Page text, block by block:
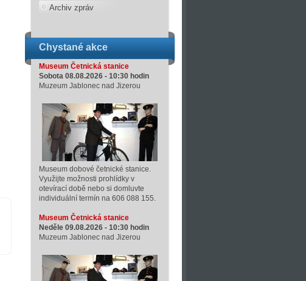
Archiv zpráv
Chystané akce
Museum Četnická stanice
Sobota 08.08.2026 - 10:30 hodin
Muzeum Jablonec nad Jizerou
Museum dobové četnické stanice.
Využijte možnosti prohlídky v
otevírací době nebo si domluvte
individuální termín na 606 088 155.
Museum Četnická stanice
Neděle 09.08.2026 - 10:30 hodin
Muzeum Jablonec nad Jizerou